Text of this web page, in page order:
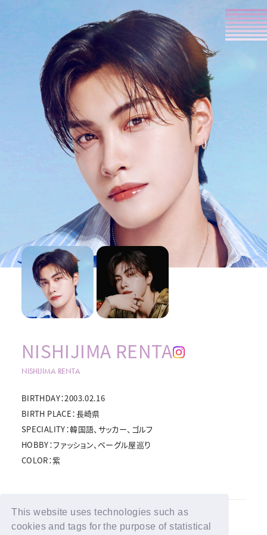
This website uses technologies such as
cookies and tags for the purpose of statistical
NISHIJIMA RENTA
NISHIJIMA RENTA
BIRTHDAY：2003.02.16
BIRTH PLACE：長崎県
SPECIALITY：韓国語、サッカー、ゴルフ
HOBBY：ファッション、ベーグル屋巡り
COLOR：紫
BACK